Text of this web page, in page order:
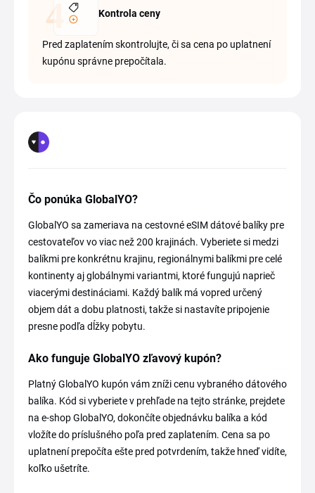
Kontrola ceny
Pred zaplatením skontrolujte, či sa cena po uplatnení
kupónu správne prepočítala.
Čo ponúka GlobalYO?
GlobalYO sa zameriava na cestovné eSIM dátové balíky pre
cestovateľov vo viac než 200 krajinách. Vyberiete si medzi
balíkmi pre konkrétnu krajinu, regionálnymi balíkmi pre celé
kontinenty aj globálnymi variantmi, ktoré fungujú naprieč
viacerými destináciami. Každý balík má vopred určený
objem dát a dobu platnosti, takže si nastavíte pripojenie
presne podľa dĺžky pobytu.
Ako funguje GlobalYO zľavový kupón?
Platný GlobalYO kupón vám zníži cenu vybraného dátového
balíka. Kód si vyberiete v prehľade na tejto stránke, prejdete
na e-shop GlobalYO, dokončíte objednávku balíka a kód
vložíte do príslušného poľa pred zaplatením. Cena sa po
uplatnení prepočíta ešte pred potvrdením, takže hneď vidíte,
koľko ušetríte.